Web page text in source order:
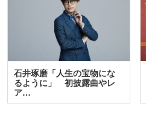
石井琢磨「人生の宝物にな
るように」 初披露曲やレ
ア…